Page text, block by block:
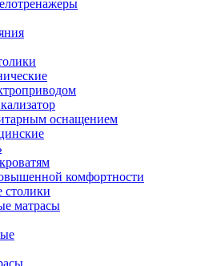
оснащением
комфортности
столики
матрасы